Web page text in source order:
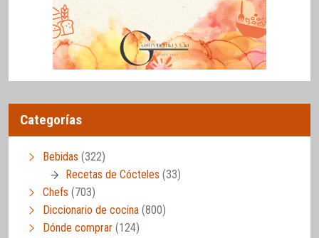
Categorías
Bebidas (322)
Recetas de Cócteles (33)
Chefs (703)
Diccionario de cocina (800)
Dónde comprar (124)